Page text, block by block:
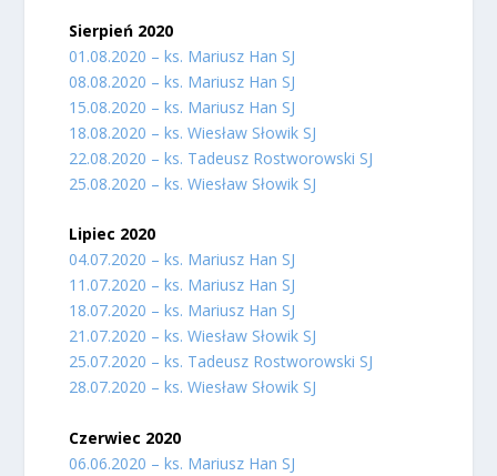
Sierpień 2020
01.08.2020 – ks. Mariusz Han SJ
08.08.2020 – ks. Mariusz Han SJ
15.08.2020 – ks. Mariusz Han SJ
18.08.2020 – ks. Wiesław Słowik SJ
22.08.2020 – ks. Tadeusz Rostworowski SJ
25.08.2020 – ks. Wiesław Słowik SJ
Lipiec 2020
04.07.2020 – ks. Mariusz Han SJ
11.07.2020 – ks. Mariusz Han SJ
18.07.2020 – ks. Mariusz Han SJ
21.07.2020 – ks. Wiesław Słowik SJ
25.07.2020 – ks. Tadeusz Rostworowski SJ
28.07.2020 – ks. Wiesław Słowik SJ
Czerwiec 2020
06.06.2020 – ks. Mariusz Han SJ